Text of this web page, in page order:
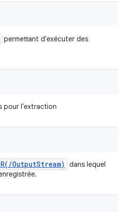
permettant d'exécuter des
pour l'extraction
/OutputStream)
dans lequel